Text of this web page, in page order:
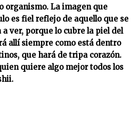
organismo. La imagen que
es fiel reflejo de aquello que se
a ver, porque lo cubre la piel del
allí siempre como está dentro
que hará de tripa corazón.
quiere algo mejor todos los